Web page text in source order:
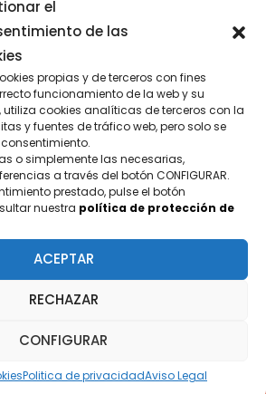
el
de las
propias y de terceros con fines
funcionamiento de la web y su
cookies analíticas de terceros con la
y fuentes de tráfico web, pero solo se
o simplemente las necesarias,
a través del botón CONFIGURAR.
prestado, pulse el botón
nuestra política de protección de
ACEPTAR
RECHAZAR
CONFIGURAR
Politica de privacidadAviso Legal